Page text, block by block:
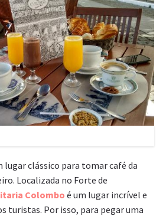
lugar clássico para tomar café da
Localizada no Forte de
Colombo é um lugar incrível e
turistas. Por isso, para pegar uma